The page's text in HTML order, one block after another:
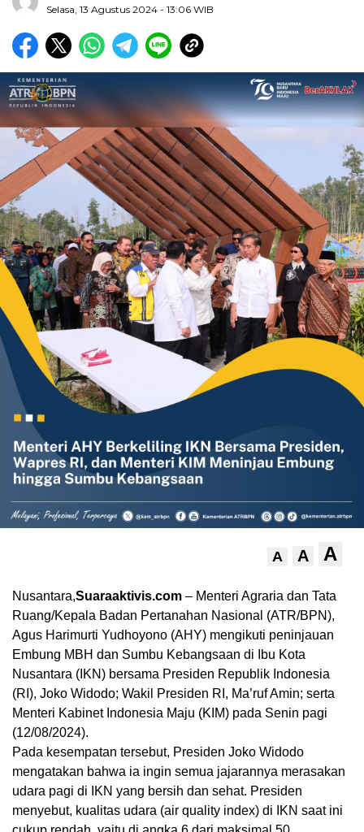
Selasa, 13 Agustus 2024 - 13:06 WIB
A A A
Nusantara,Suaraaktivis.com – Menteri Agraria dan Tata
Ruang/Kepala Badan Pertanahan Nasional (ATR/BPN),
Agus Harimurti Yudhoyono (AHY) mengikuti peninjauan
Embung MBH dan Sumbu Kebangsaan di Ibu Kota
Nusantara (IKN) bersama Presiden Republik Indonesia
(RI), Joko Widodo; Wakil Presiden RI, Ma’ruf Amin; serta
Menteri Kabinet Indonesia Maju (KIM) pada Senin pagi
(12/08/2024).
Pada kesempatan tersebut, Presiden Joko Widodo
mengatakan bahwa ia ingin semua jajarannya merasakan
udara pagi di IKN yang bersih dan sehat. Presiden
menyebut, kualitas udara (air quality index) di IKN saat ini